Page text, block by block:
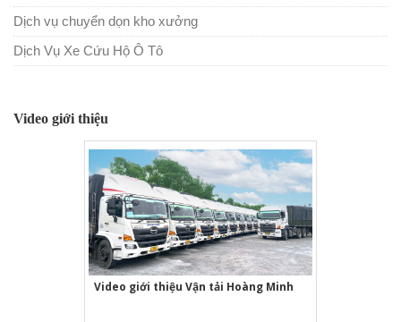
Dịch vụ chuyển dọn kho xưởng
Dịch Vụ Xe Cứu Hộ Ô Tô
Video giới thiệu
Video giới thiệu Vận tải Hoàng Minh